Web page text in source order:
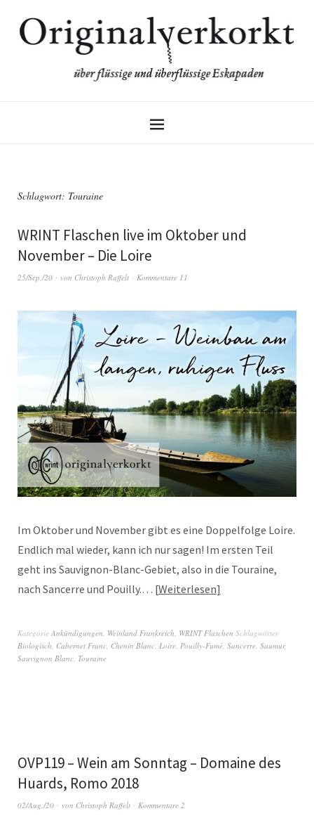
Schlagwort: Touraine
WRINT Flaschen live im Oktober und
November – Die Loire
25/Sep./20 von Christoph Raffelt Kommentare 11
Im Oktober und November gibt es eine Doppelfolge Loire.
Endlich mal wieder, kann ich nur sagen! Im ersten Teil
geht ins Sauvignon-Blanc-Gebiet, also in die Touraine,
nach Sancerre und Pouilly.… Weiterlesen
Kategorie Ankündigungen Weinland Frankreich WRINT Flaschen Schlagwörter
Biologisch Cabernet Franc Chenin Blanc Loire Pouilly-Fumé Sancerre Saumur,
Sauvignon Blanc Touraine
OVP119 – Wein am Sonntag – Domaine des
Huards, Romo 2018
02/Aug./20 von Christoph Raffelt Kommentare 2